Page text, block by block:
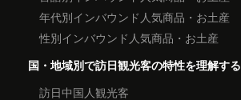
年代別インバウンド人気商品・お土産
性別インバウンド人気商品・お土産
国・地域別で訪日観光客の特性を理解する
訪日中国人観光客